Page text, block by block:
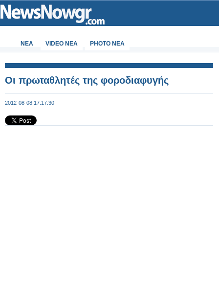
ΝΕΑ VIDEO NEA PHOTO NEA
Οι πρωταθλητές της φοροδιαφυγής
2012-08-08 17:17:30